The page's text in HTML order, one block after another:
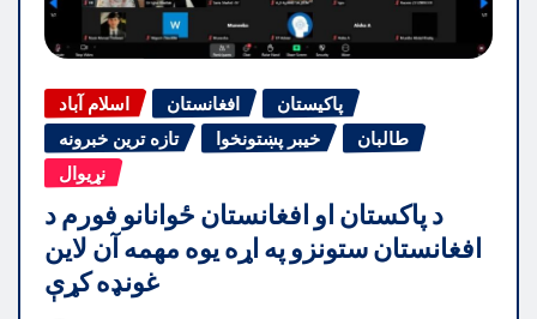
اسلام آباد افغانستان
پاکیستان
تازه ترین خبرونه
خیبر پښتونخوا
طالبان
نړیوال
د پاکستان او افغانستان ځوانانو فورم د
افغانستان ستونزو په اړه یوه مهمه آن لاین
غونډه کړې